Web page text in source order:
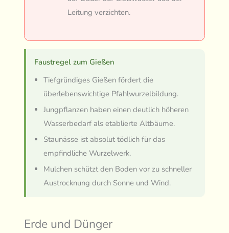
Leitung verzichten.
Faustregel zum Gießen
Tiefgründiges Gießen fördert die
überlebenswichtige Pfahlwurzelbildung.
Jungpflanzen haben einen deutlich höheren
Wasserbedarf als etablierte Altbäume.
Staunässe ist absolut tödlich für das
empfindliche Wurzelwerk.
Mulchen schützt den Boden vor zu schneller
Austrocknung durch Sonne und Wind.
Erde und Dünger